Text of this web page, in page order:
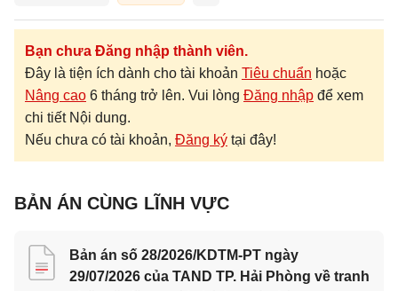
Bạn chưa Đăng nhập thành viên.
Đây là tiện ích dành cho tài khoản Tiêu chuẩn hoặc
Nâng cao 6 tháng trở lên. Vui lòng Đăng nhập để xem
chi tiết Nội dung.
Nếu chưa có tài khoản, Đăng ký tại đây!
BẢN ÁN CÙNG LĨNH VỰC
Bản án số 28/2026/KDTM-PT ngày
29/07/2026 của TAND TP. Hải Phòng về tranh